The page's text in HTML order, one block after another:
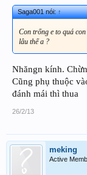
Saga001 nói:↑
Con trống e to quá
lâu thế a ?
Nhăngn kính.
Cũng phụ thuộc
đánh mái thì thua
26/2/13
meking
Active